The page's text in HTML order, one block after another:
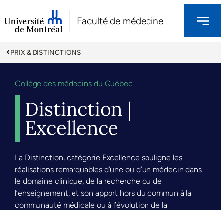
Faculté de médecine
PRIX & DISTINCTIONS
Collège des médecins du Québec
Distinction |
Excellence
La Distinction, catégorie Excellence souligne les
réalisations remarquables d’une ou d’un médecin dans
le domaine clinique, de la recherche ou de
l’enseignement, et son apport hors du commun à la
communauté médicale ou à l’évolution de la